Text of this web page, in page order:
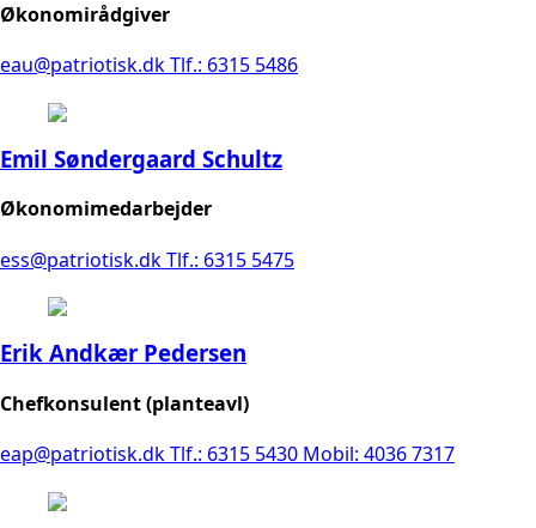
Økonomirådgiver
eau@patriotisk.dkTlf.: 6315 5486
Emil Søndergaard Schultz
Økonomimedarbejder
ess@patriotisk.dkTlf.: 6315 5475
Erik Andkær Pedersen
Chefkonsulent (planteavl)
eap@patriotisk.dkTlf.: 6315 5430 Mobil: 4036 7317